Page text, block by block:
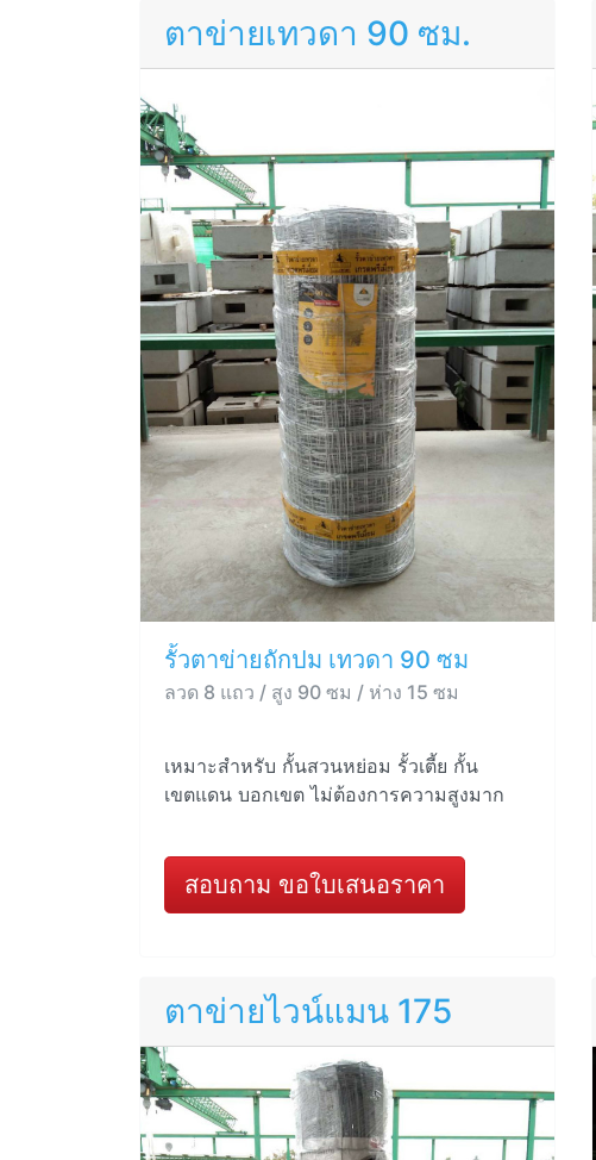
ตาข่ายเทวดา 90 ซม.
รั้วตาข่ายถักปม เทวดา 90 ซม
ลวด 8 แถว / สูง 90 ซม / ห่าง 15 ซม
เหมาะสำหรับ กั้นสวนหย่อม รั้วเตี้ย กั้น
เขตแดน บอกเขต ไม่ต้องการความสูงมาก
สอบถาม ขอใบเสนอราคา
ตาข่ายไวน์แมน 175